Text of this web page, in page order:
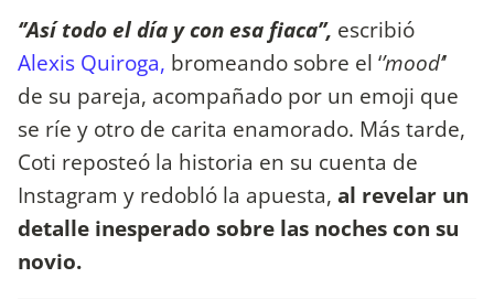
‘’Así todo el día y con esa fiaca’’, escribió
Alexis Quiroga, bromeando sobre el ‘’mood’’
de su pareja, acompañado por un emoji que
se ríe y otro de carita enamorado. Más tarde,
Coti reposteó la historia en su cuenta de
Instagram y redobló la apuesta, al revelar un
detalle inesperado sobre las noches con su
novio.